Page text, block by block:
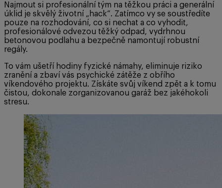
Najmout si profesionální tým na těžkou práci a generální
úklid je skvělý životní „hack“. Zatímco vy se soustředíte
pouze na rozhodování, co si nechat a co vyhodit,
profesionálové odvezou těžký odpad, vydrhnou
betonovou podlahu a bezpečně namontují robustní
regály.
To vám ušetří hodiny fyzické námahy, eliminuje riziko
zranění a zbaví vás psychické zátěže z obřího
víkendového projektu. Získáte svůj víkend zpět a k tomu
čistou, dokonale zorganizovanou garáž bez jakéhokoli
stresu.